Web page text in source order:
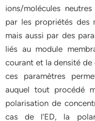
ions/molécules
par les propriétés des
mais aussi par des
liés au module
courant et la densité
ces paramètres
auquel tout procédé
polarisation de
cas de l’ED, la